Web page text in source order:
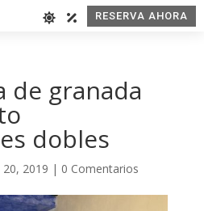
RESERVA AHORA
de granada
dobles
20, 2019 | 0 Comentarios